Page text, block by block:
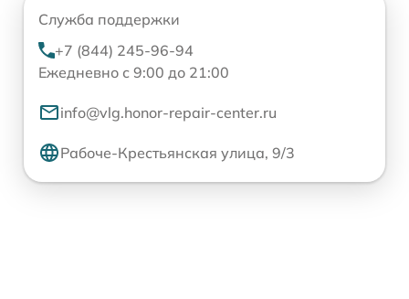
Служба поддержки
+7 (844) 245-96-94
Ежедневно с 9:00 до 21:00
info@vlg.honor-repair-center.ru
Рабоче-Крестьянская улица, 9/3